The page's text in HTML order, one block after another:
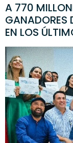
A 770
GANADORES
EN LOS